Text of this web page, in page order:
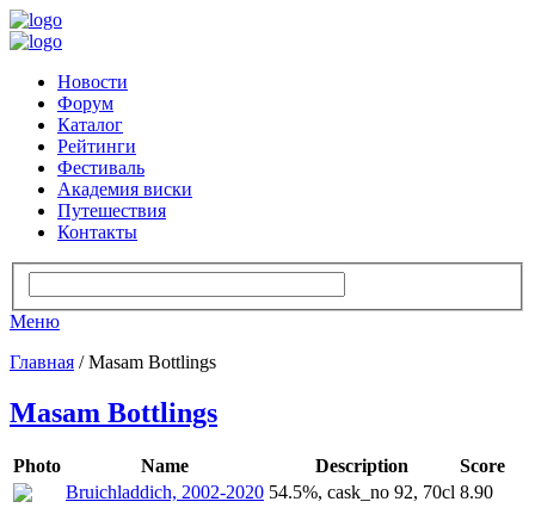
Новости
Форум
Каталог
Рейтинги
Фестиваль
Академия виски
Путешествия
Контакты
Меню
Главная / Masam Bottlings
Masam Bottlings
Photo Name Description
Score
Bruichladdich, 2002-2020 54.5%, cask_no 92, 70cl 8.90